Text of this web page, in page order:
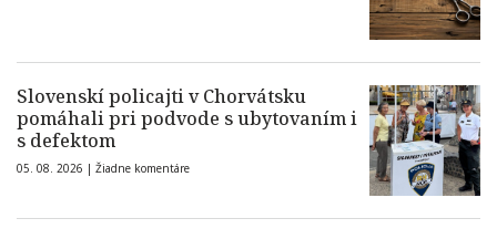
Slovenskí policajti v Chorvátsku
pomáhali pri podvode s ubytovaním i
s defektom
05. 08. 2026 | Žiadne komentáre